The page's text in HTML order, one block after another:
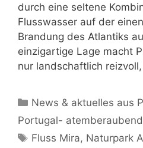
durch eine seltene
Flusswasser auf der
Brandung des Atlantiks
einzigartige Lage macht
nur landschaftlich
Kategorien
News & aktuelles aus
Portugal-
Schlagwörter
Fluss Mira, Naturpark